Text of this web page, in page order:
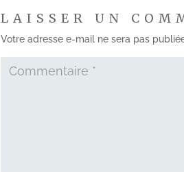
LAISSER UN
Votre adresse e-mail ne sera pas